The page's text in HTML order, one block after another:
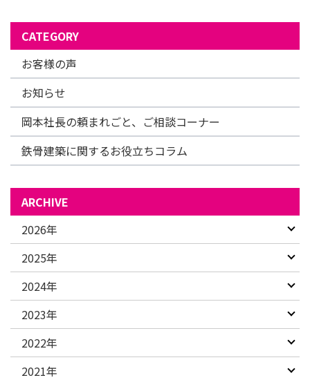
CATEGORY
お客様の声
お知らせ
岡本社長の頼まれごと、ご相談コーナー
鉄骨建築に関するお役立ちコラム
ARCHIVE
2026年
2025年
2024年
2023年
2022年
2021年